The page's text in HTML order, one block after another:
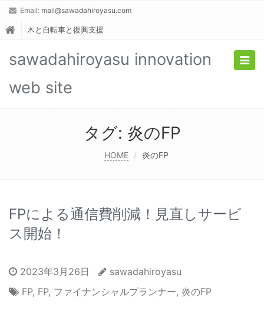
Email: mail@sawadahiroyasu.com
木と自転車と復興支援
sawadahiroyasu innovation
web site
タグ: 炎のFP
HOME 炎のFP
FPによる通信費削減！見直しサービ
ス開始！
2023年3月26日
sawadahiroyasu
FP, FP, ファイナンシャルプランナー, 炎のFP